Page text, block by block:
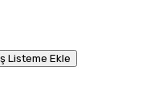
Listeme Ekle